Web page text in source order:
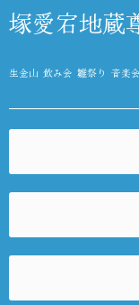
塚愛宕地蔵
生金山 飲み会 雛祭り 音楽会